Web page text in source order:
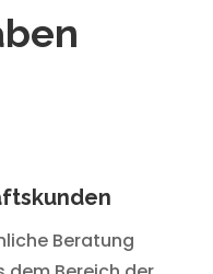
Beratung